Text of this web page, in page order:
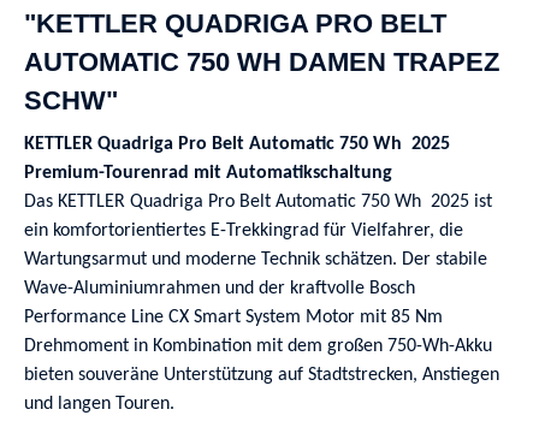
"KETTLER QUADRIGA PRO BELT
AUTOMATIC 750 WH DAMEN TRAPEZ
SCHW"
KETTLER Quadriga Pro Belt Automatic 750 Wh 2025
Premium-Tourenrad mit Automatikschaltung
Das KETTLER Quadriga Pro Belt Automatic 750 Wh 2025 ist
ein komfortorientiertes E-Trekkingrad für Vielfahrer, die
Wartungsarmut und moderne Technik schätzen. Der stabile
Wave-Aluminiumrahmen und der kraftvolle Bosch
Performance Line CX Smart System Motor mit 85 Nm
Drehmoment in Kombination mit dem großen 750-Wh-Akku
bieten souveräne Unterstützung auf Stadtstrecken, Anstiegen
und langen Touren.